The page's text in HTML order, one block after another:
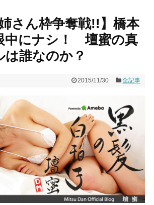
姉さん枠争奪戦!!】橋本
中にナシ！ 壇蜜の真
誰なのか？
2015/11/30 全記事